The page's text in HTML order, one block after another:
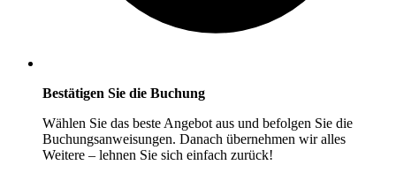
Bestätigen Sie die Buchung
Wählen Sie das beste Angebot aus und befolgen Sie die
Buchungsanweisungen. Danach übernehmen wir alles
Weitere – lehnen Sie sich einfach zurück!